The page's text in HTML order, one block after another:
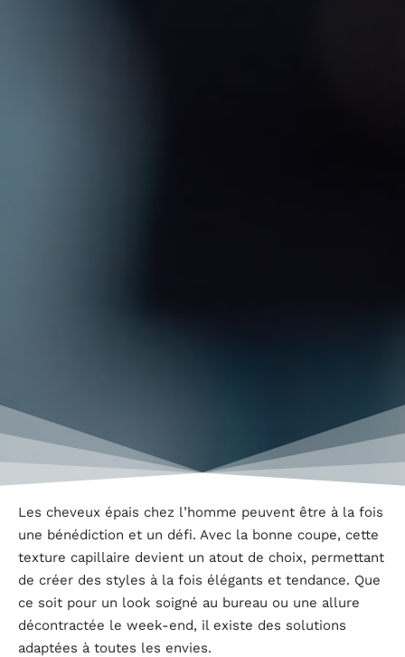
Les cheveux épais chez l’homme peuvent être à la fois
une bénédiction et un défi. Avec la bonne coupe, cette
texture capillaire devient un atout de choix, permettant
de créer des styles à la fois élégants et tendance. Que
ce soit pour un look soigné au bureau ou une allure
décontractée le week-end, il existe des solutions
adaptées à toutes les envies.